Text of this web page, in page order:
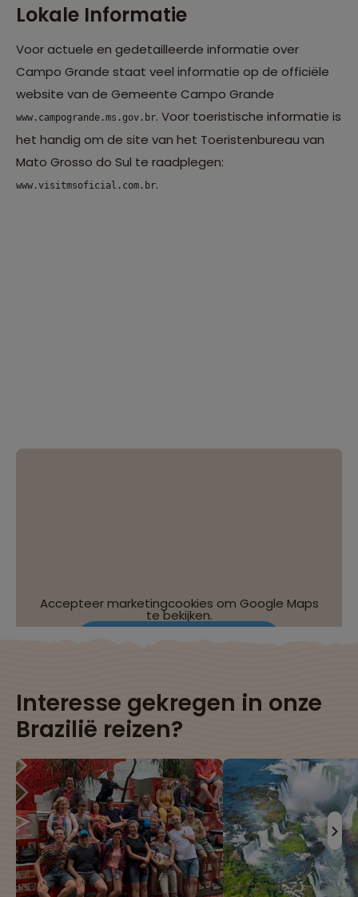
Lokale Informatie
Voor actuele en gedetailleerde informatie over
Campo Grande staat veel informatie op de officiële
website van de Gemeente Campo Grande
www.campogrande.ms.gov.br. Voor toeristische informatie is
het handig om de site van het Toeristenbureau van
Mato Grosso do Sul te raadplegen:
www.visitmsoficial.com.br.
Accepteer marketingcookies om Google Maps
te bekijken.
Interesse gekregen in onze
Brazilië reizen?